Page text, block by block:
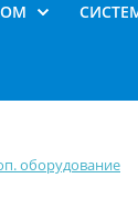
оборудование